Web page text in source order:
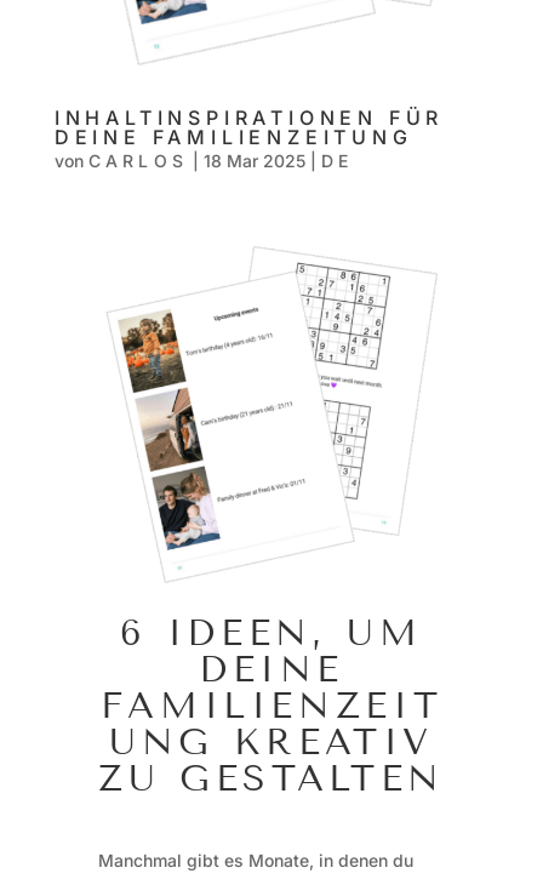
INHALTINSPIRATIONEN FÜR
DEINE FAMILIENZEITUNG
von CARLOS 18 Mar 2025 DE
6 IDEEN, UM
DEINE
FAMILIENZEIT
UNG KREATIV
ZU GESTALTEN
Manchmal gibt es Monate, in denen du